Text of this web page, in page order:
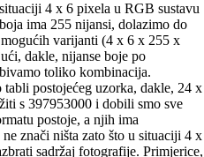
4 x 6 pixela u RGB sustavu
ima 255 nijansi, dolazimo do
varijanti (4 x 6 x 255 x
dakle, nijanse boje po
toliko kombinacija.
postojećeg uzorka, dakle, 24 x
s 397953000 i dobili smo sve
postoje, a njih ima
znači ništa zato što u situaciji 4 x
sadržaj fotografije. Primjerice,